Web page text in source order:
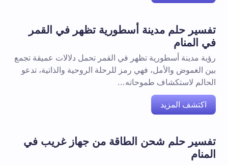
تفسير حلم مدينة أسطورية تظهر في القمر
في المنام
رؤية مدينة أسطورية تظهر في القمر تحمل دلالات عميقة تجمع
بين الغموض والأمل، فهي رمز للرحلة الروحية والذاتية، تدعو
الحالم لاستكشاف طموحاته…
اكتشف المزيد
تفسير حلم شحن الطاقة من جهاز غريب في
المنام